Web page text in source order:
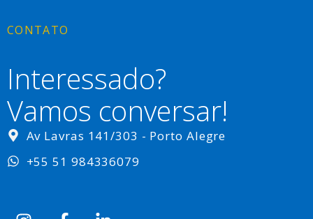
CONTATO
Interessado?
Vamos conversar!
Av Lavras 141/303 - Porto Alegre
+55 51 984336079